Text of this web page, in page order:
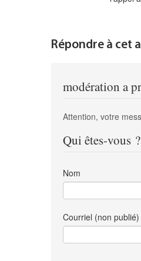
Répondre à cet
modération a
Attention, votre
Qui êtes-vous ?
Nom
Courriel (non publié)